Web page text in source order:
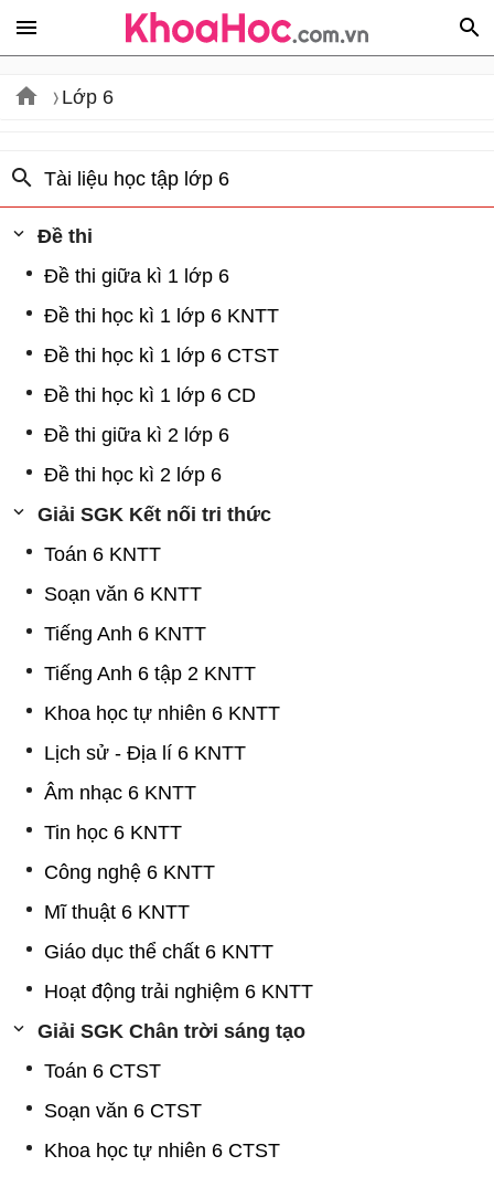
Lớp 6
Tài liệu học tập lớp 6
Đề thi
Đề thi giữa kì 1 lớp 6
Đề thi học kì 1 lớp 6 KNTT
Đề thi học kì 1 lớp 6 CTST
Đề thi học kì 1 lớp 6 CD
Đề thi giữa kì 2 lớp 6
Đề thi học kì 2 lớp 6
Giải SGK Kết nối tri thức
Toán 6 KNTT
Soạn văn 6 KNTT
Tiếng Anh 6 KNTT
Tiếng Anh 6 tập 2 KNTT
Khoa học tự nhiên 6 KNTT
Lịch sử - Địa lí 6 KNTT
Âm nhạc 6 KNTT
Tin học 6 KNTT
Công nghệ 6 KNTT
Mĩ thuật 6 KNTT
Giáo dục thể chất 6 KNTT
Hoạt động trải nghiệm 6 KNTT
Giải SGK Chân trời sáng tạo
Toán 6 CTST
Soạn văn 6 CTST
Khoa học tự nhiên 6 CTST